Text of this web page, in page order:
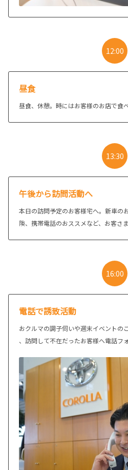
12:00
昼食
昼食、休憩。時にはお客様のお店で食
13:30
午後から訪問活動へ
本日の訪問予定のお客様宅へ。新車の
険、携帯電話のおススメなど、お客さ
16:00
電話で誘致活動
おクルマの調子伺いや週末イベントの
、訪問して不在だったお客様へ電話フ